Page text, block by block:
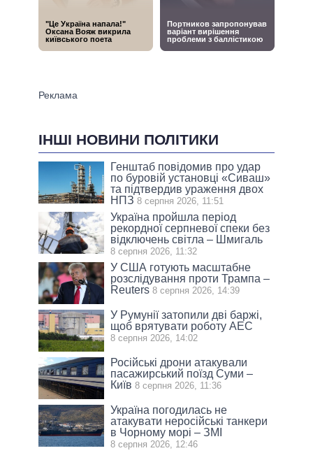
ІНШІ НОВИНИ ПОЛІТИКИ
Генштаб повідомив про удар
по буровій установці «Сиваш»
та підтвердив ураження двох
НПЗ 8 серпня 2026, 11:51
Україна пройшла період
рекордної серпневої спеки без
відключень світла – Шмигаль
8 серпня 2026, 11:32
У США готують масштабне
розслідування проти Трампа –
Reuters 8 серпня 2026, 14:39
У Румунії затопили дві баржі,
щоб врятувати роботу АЕС
8 серпня 2026, 14:02
Російські дрони атакували
пасажирський поїзд Суми –
Київ 8 серпня 2026, 11:36
Україна погодилась не
атакувати неросійські танкери
в Чорному морі – ЗМІ
8 серпня 2026, 12:46